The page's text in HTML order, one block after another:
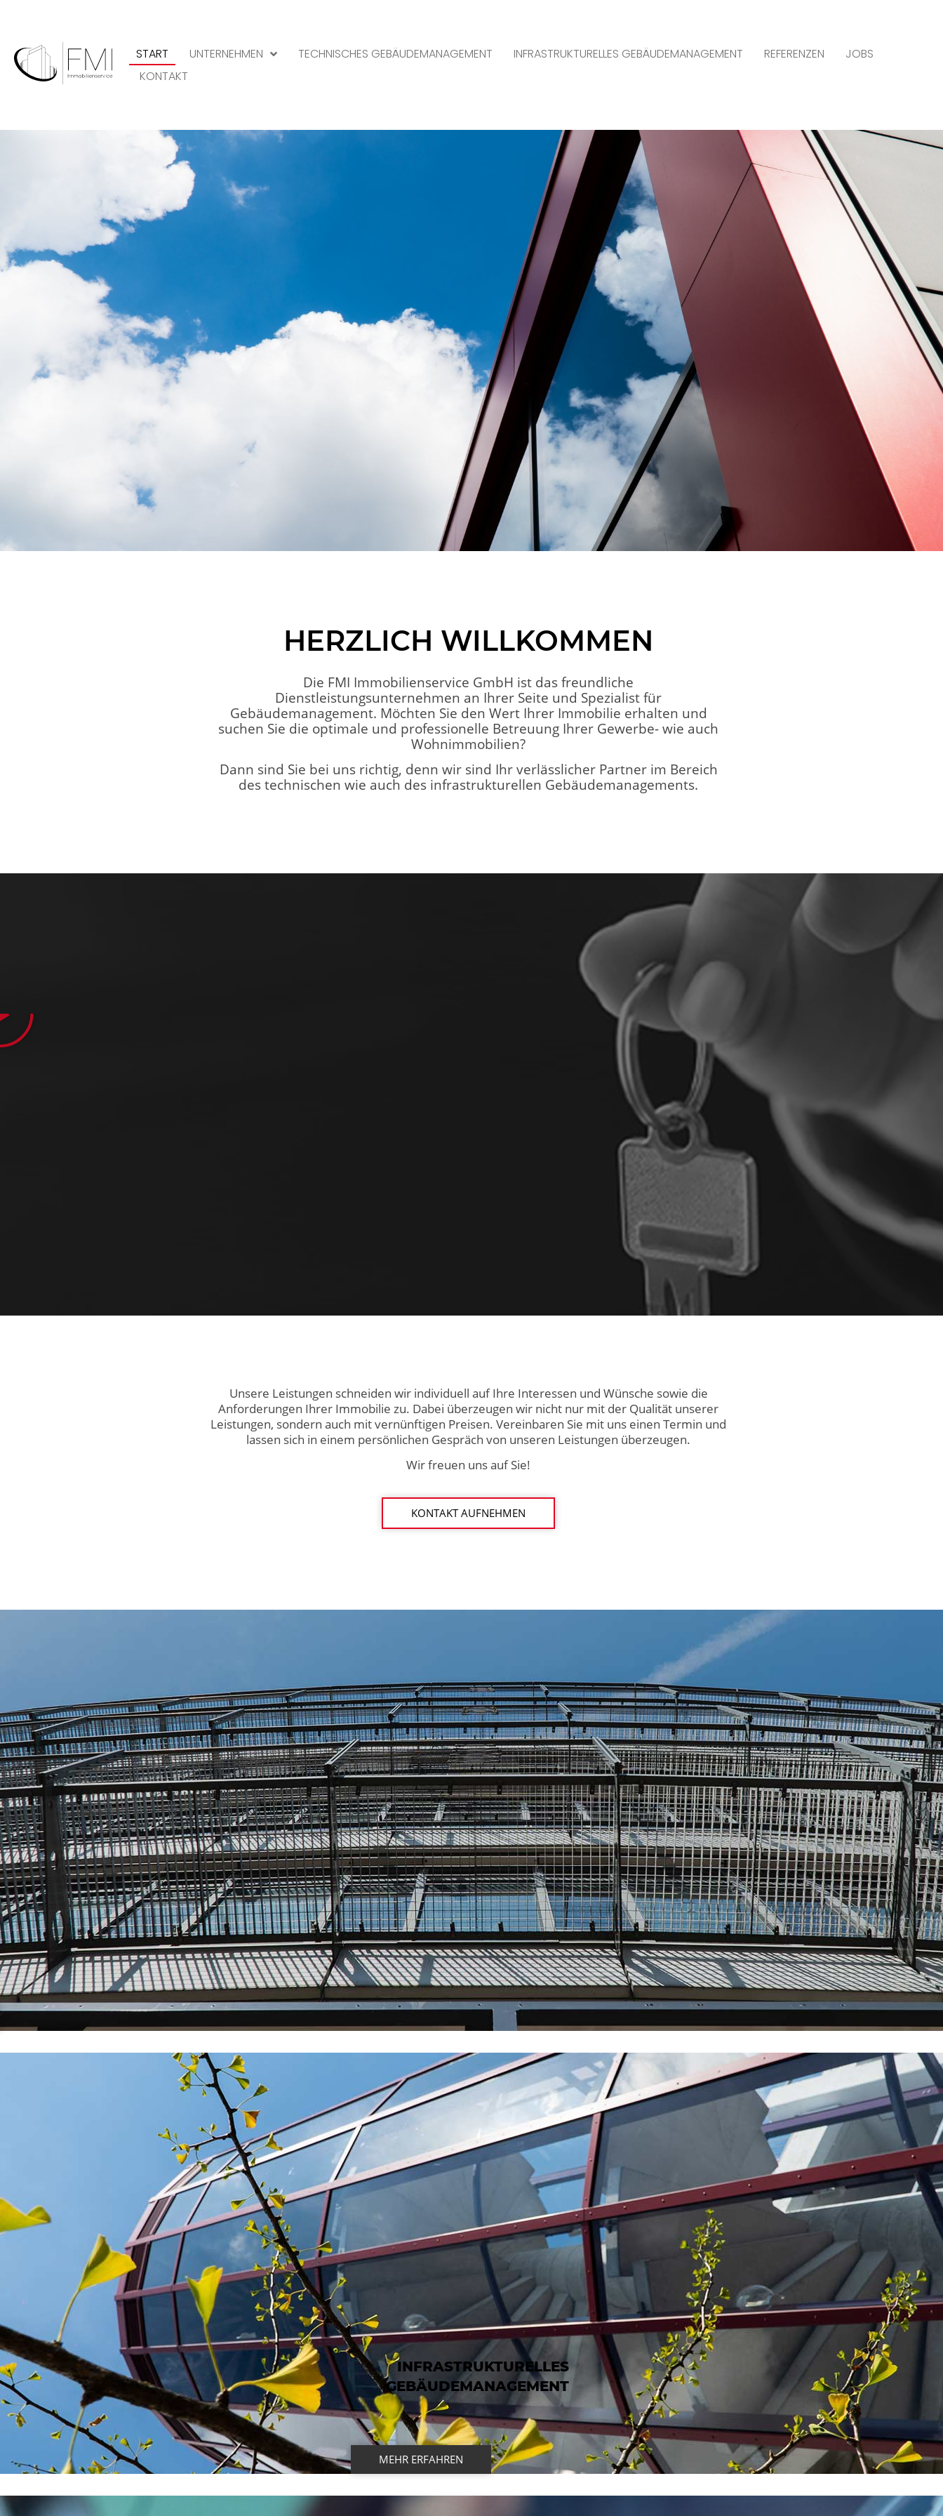
START UNTERNEHMEN TECHNISCHES GEBÄUDEMANAGEMENT INFRASTRUKTURELLES GEBÄUDEMANAGEMENT REFERENZEN
JOBS
KONTAKT
HERZLICH WILLKOMMEN
Die FMI Immobilienservice GmbH ist das freundliche
Dienstleistungsunternehmen an Ihrer Seite und Spezialist für
Gebäudemanagement. Möchten Sie den Wert Ihrer Immobilie erhalten und
suchen Sie die optimale und professionelle Betreuung Ihrer Gewerbe- wie auch
Wohnimmobilien?
Dann sind Sie bei uns richtig, denn wir sind Ihr verlässlicher Partner im Bereich
des technischen wie auch des infrastrukturellen Gebäudemanagements.
Unsere Leistungen schneiden wir individuell auf Ihre Interessen und Wünsche sowie die
Anforderungen Ihrer Immobilie zu. Dabei überzeugen wir nicht nur mit der Qualität unserer
Leistungen, sondern auch mit vernünftigen Preisen. Vereinbaren Sie mit uns einen Termin und
lassen sich in einem persönlichen Gespräch von unseren Leistungen überzeugen.
Wir freuen uns auf Sie!
KONTAKT AUFNEHMEN
INFRASTRUKTURELLES
GEBÄUDEMANAGEMENT
MEHR ERFAHREN